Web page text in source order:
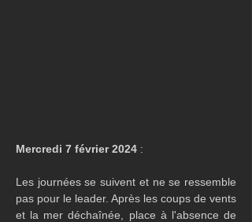
Mercredi 7 février 2024 :
Les journées se suivent et ne se ressemble
pas pour le leader. Après les coups de vents
et la mer déchaînée, place à l'absence de